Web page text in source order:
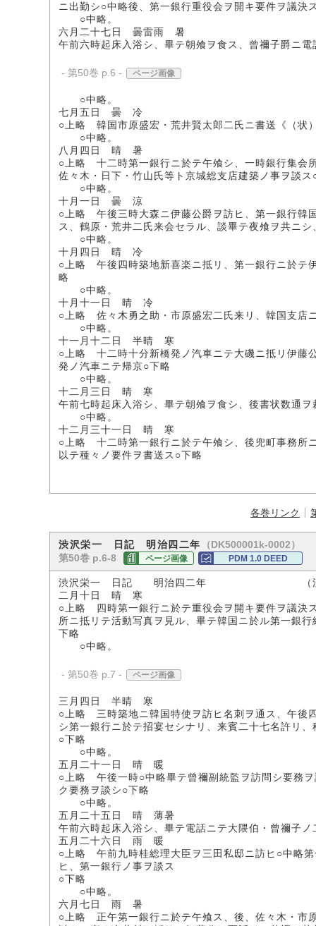
ニ出勤シ○中略後、第一銀行重役会ヲ開キ要件ヲ議決
○中略。
六月二十七日 曇雷雨 暑
午前六時起床入浴シ、畢テ朝飧ヲ食ス、曾禰子爵ニ
- 第50巻 p.6 - ページ画像
○中略。
七月五日 曇 冷
○上略 韓国市原盛宏・荒井賢太郎二氏ニ書送《（状
○中略。
八月四日 晴 暑
○上略 十二時第一銀行ニ於テ午飧シ、一時銀行集会
佐々木・日下・竹山氏等ト京城総支店建築ノ事ヲ談ス
○中略。
十月一日 曇 涼
○上略 午後三時大森ニ伊藤公爵ヲ訪ヒ、第一銀行韓
ス、鶴原・荒井二氏来会セラル、談畢テ夜飧ヲ共ニ
○中略。
十月四日 晴 冷
○上略 午後四時築地新喜楽ニ抵リ、第一銀行ニ於テ
略
○中略。
十月十一日 晴 冷
○上略 佐々木勇之助・市原盛宏二氏来リ、韓国支店
○中略。
十一月十二日 半晴 寒
○上略 十二時十分新橋発ノ汽車ニテ大磯ニ抵リ伊藤
発ノ汽車ニテ帰京○下略
○中略。
十二月三日 晴 寒
午前七時起床入浴シ、畢テ朝飧ヲ食シ、後書状数通
○中略。
十二月三十一日 晴 寒
○上略 十二時第一銀行ニ於テ午飧シ、後兜町事務所
以テ種々ノ要件ヲ書送ス○下略
各巻リンク
渋沢栄一 日記 明治四二年
（DK500001k-0002）
第50巻 p.6-8
ページ画像 PDM 1.0 DEED
渋沢栄一 日記 明治四二年 （渋沢
二月十日 晴 寒
○上略 四時第一銀行ニ於テ重役会ヲ開キ要件ヲ議決
所ニ抵リテ活動写真ヲ見ル、畢テ韓国ニ於ル第一銀
下略
○中略。
- 第50巻 p.7 - ページ画像
三月四日 半晴 寒
○上略 三時築地ニ韓国特使ヲ訪ヒ名刺ヲ通ス、午後
シ第一銀行ニ於テ招宴セシナリ、来賓二十七名許リ
○下略
○中略。
五月二十一日 晴 暖
○上略 午後一時○中略畢テ曾禰副統監ヲ訪問シ要務
ク要務ヲ談シ○下略
○中略。
五月二十五日 晴 薄暑
午前六時起床入浴シ、畢テ電話ニテ大隈伯・曾禰子
五月二十六日 雨 暖
○上略 午前九時桂総理大臣ヲ三田私邸ニ訪ヒ○中略
ヒ、第一銀行ノ事ヲ談ス
○下略
○中略。
六月七日 雨 暑
○上略 正午第一銀行ニ於テ午飧ス、後、佐々木・市